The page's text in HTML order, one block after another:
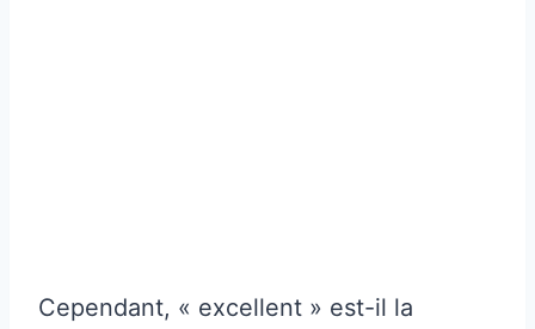
Cependant, « excellent » est-il la